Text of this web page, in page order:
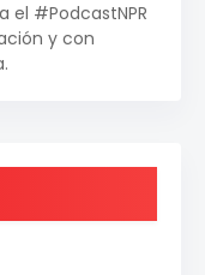
el #PodcastNPR
y con